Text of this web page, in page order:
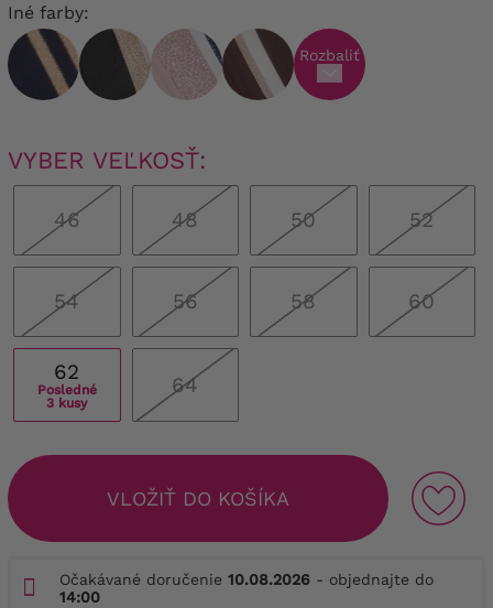
Iné farby:
Rozbaliť
VYBER VEĽKOSŤ:
46 48 50 52
54 56 58 60
62
Posledné
3 kusy
64
VLOŽIŤ DO KOŠÍKA
Očakávané doručenie 10.08.2026 - objednajte do
14:00